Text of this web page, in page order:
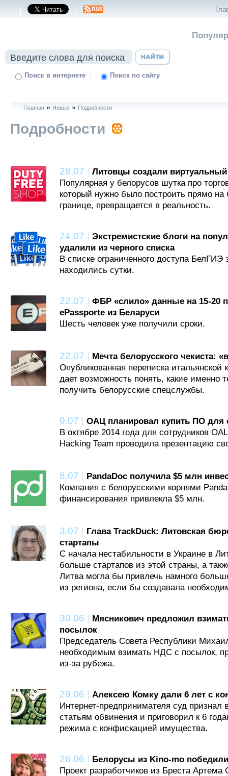
| |
Поиск в интернете | Поиск по сайту
Главная » Новые» Подробности
Подробности
28.07 | Литовцы создали
Популярная у белорусов шутка про
который нужно было построить прямо на
границе, превращается в реальность.
24.07 | Экстремистские блоги на
удалили из черного списка
В списке ограниченного доступа БелГИЭ
находились сутки.
22.07 | ФБР «слило» данные на 15-20
ePassporte из Беларуси
Шесть человек уже получили сроки.
22.07 | Мечта белорусского чекиста:
Опубликованная переписка итальянской
дает возможность понять, какие именно
получить белорусские спецслужбы.
9.07 | ОАЦ планировал купить ПО для
В октябре 2014 года для сотрудников
Hacking Team проводила презентацию
8.07 | PandaDoc получила $5 млн
Компания с белорусскими корнями
финансирования привлекла $5 млн.
3.07 | Глава TrackDuck: Литовская
стартапы
С начала нестабильности в Украине в
больше стартапов из этой страны, а
Литва могла бы привлечь намного
из региона, если бы создавала
30.06 | Мясникович предложил
посылок
Председатель Совета Республики
необходимым взимать НДС с посылок,
из-за рубежа.
29.06 | Алексею Комку дали 6 лет с
Интернет-предпринимателя суд
статьям обвинения и приговорил к 6
режима с конфискацией имущества.
26.06 | Белорусы из Kino-mo
Проект разработчиков из Бреста Артема